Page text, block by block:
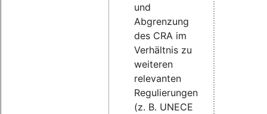
und
Abgrenzung
des CRA im
Verhältnis zu
weiteren
relevanten
Regulierungen
(z. B. UNECE